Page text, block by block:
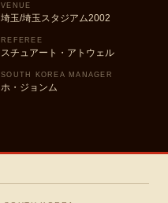
VENUE
埼玉/埼玉スタジアム2002
REFEREE
スチュアート・アトウェル
SOUTH KOREA MANAGER
ホ・ジョンム